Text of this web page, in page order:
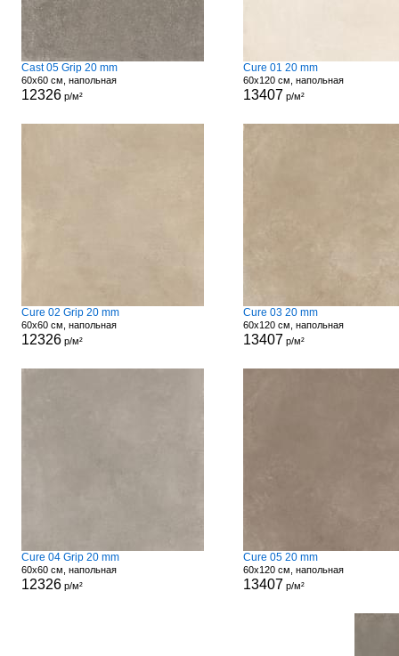
Cast 05 Grip 20 mm
60x60 см, напольная
12326р/м²
Cure 01 20 mm
60x120 см, напольная
13407 р/м²
Cure 02 Grip 20 mm
60x60 см, напольная
12326р/м²
Cure 03 20 mm
60x120 см, напольная
13407 р/м²
Cure 04 Grip 20 mm
60x60 см, напольная
12326р/м²
Cure 05 20 mm
60x120 см, напольная
13407 р/м²